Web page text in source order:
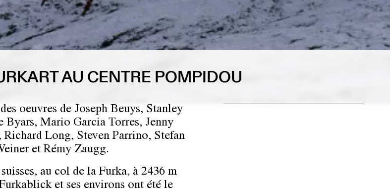
AU CENTRE POMPIDOU
oeuvres de Joseph Beuys, Stanley
Byars, Mario Garcia Torres, Jenny
Long, Steven Parrino, Stefan
et Rémy Zaugg.
au col de la Furka, à 2436 m
et ses environs ont été le